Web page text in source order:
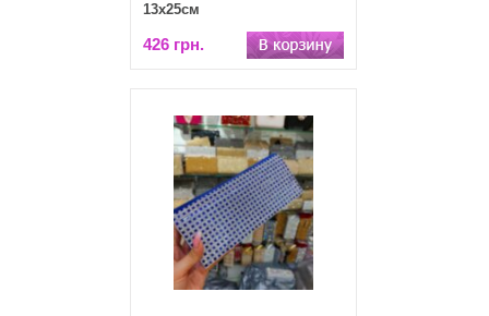
13х25см
426 грн.